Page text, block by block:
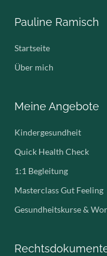
Pauline Ramisch
Startseite
Über mich
Meine Angebote
Kindergesundheit
Quick Health Check
1:1 Begleitung
Masterclass Gut Feeling
Gesundheitskurse &